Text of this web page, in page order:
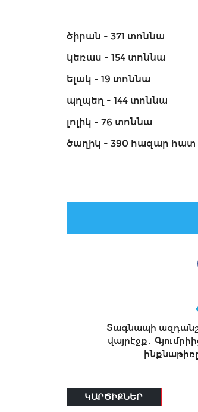
ծիրան - 371 տոննա
կեռաս - 154 տոննա
ելակ - 19 տոննա
պղպեղ - 144 տոննա
լոլիկ - 76 տոննա
ծաղիկ - 390 հազար հատ
Տագնապի
վայրէջք․
ԿԱՐԾԻՔՆԵՐ